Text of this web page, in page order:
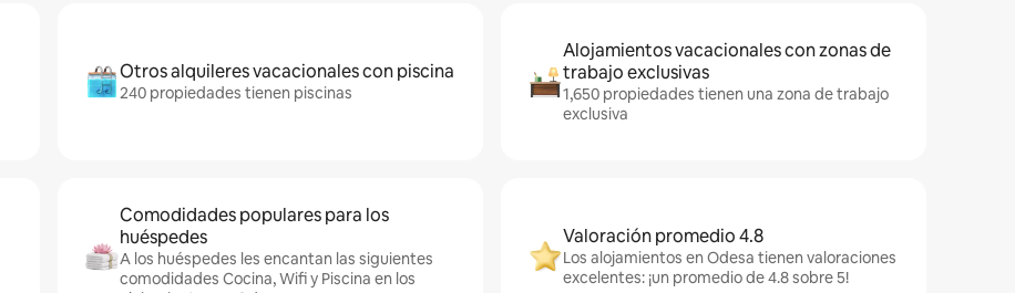
Otros alquileres vacacionales con piscina
240 propiedades tienen piscinas
Alojamientos vacacionales con zonas de
trabajo exclusivas
1,650 propiedades tienen una zona de trabajo
exclusiva
Comodidades populares para los
huéspedes
A los huéspedes les encantan las siguientes
comodidades Cocina, Wifi y Piscina en los
Valoración promedio 4.8
Los alojamientos en Odesa tienen valoraciones
excelentes: ¡un promedio de 4.8 sobre 5!